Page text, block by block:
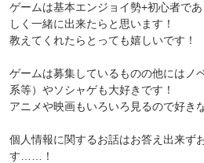
ゲームは基本エンジョイ勢+初心者で
しく一緒に出来たらと思います！
教えてくれたらとっても嬉しいです！
ゲームは募集しているものの他にはノ
系等）やソシャゲも大好きです！
アニメや映画もいろいろ見るので好き
個人情報に関するお話はお答え出来ず
す……！